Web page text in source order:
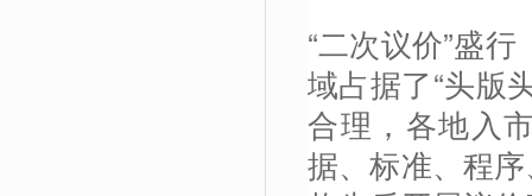
“二次议价”盛
域占据了“头版
合理，各地入
据、标准、程